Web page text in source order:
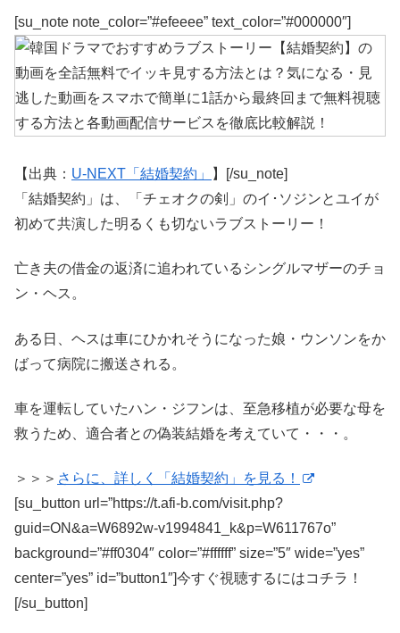
[su_note note_color=”#efeeee” text_color=”#000000″]
【出典： U-NEXT「結婚契約」
】[/su_note]
「結婚契約」は、「チェオクの剣」のイ･ソジンとユイが
初めて共演した明るくも切ないラブストーリー！
亡き夫の借金の返済に追われているシングルマザーのチョ
ン・ヘス。
ある日、ヘスは車にひかれそうになった娘・ウンソンをか
ばって病院に搬送される。
車を運転していたハン・ジフンは、至急移植が必要な母を
救うため、適合者との偽装結婚を考えていて・・・。
＞＞＞ さらに、詳しく「結婚契約」を見る！
[su_button url=”https://t.afi-b.com/visit.php?
guid=ON&a=W6892w-v1994841_k&p=W611767o”
background=”#ff0304″ color=”#ffffff” size=”5″ wide=”yes”
center=”yes” id=”button1″]今すぐ視聴するにはコチラ！
[/su_button]